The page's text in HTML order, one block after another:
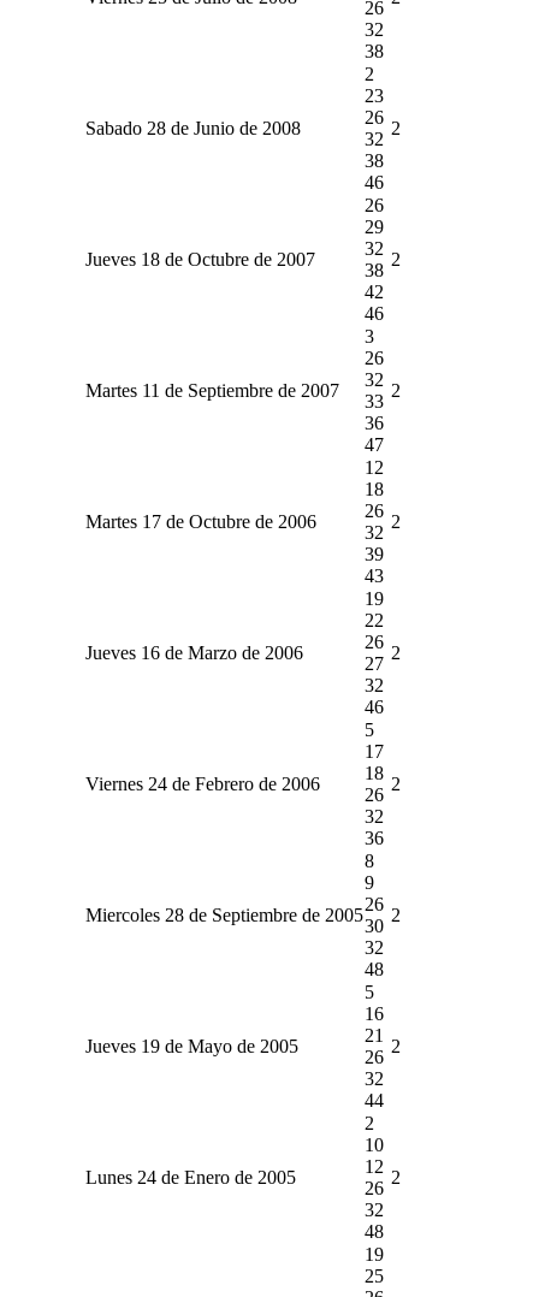
26
32
38
Sabado 28 de Junio de 2008
2
23
26
32
38
46
2
Jueves 18 de Octubre de 2007
26
29
32
38
42
46
2
Martes 11 de Septiembre de 2007
3
26
32
33
36
47
2
Martes 17 de Octubre de 2006
12
18
26
32
39
43
2
Jueves 16 de Marzo de 2006
19
22
26
27
32
46
2
Viernes 24 de Febrero de 2006
5
17
18
26
32
36
2
Miercoles 28 de Septiembre de 2005
8
9
26
30
32
48
2
Jueves 19 de Mayo de 2005
5
16
21
26
32
44
2
Lunes 24 de Enero de 2005
2
10
12
26
32
48
2
19
25